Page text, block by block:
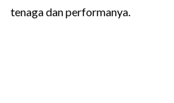
tenaga dan performanya.